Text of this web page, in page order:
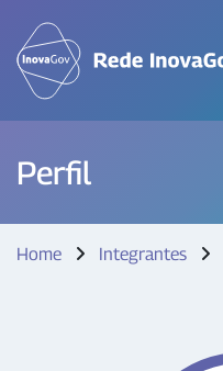
Perfil
Home Integrantes